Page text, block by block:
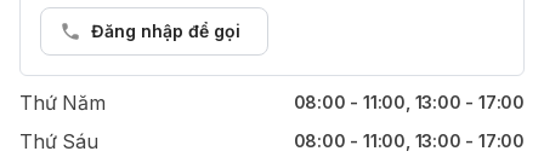
Đăng nhập để gọi
Thứ Ba
Thứ Năm 08:00 - 11:00, 13:00 - 17:00
Thứ Sáu 08:00 - 11:00, 13:00 - 17:00